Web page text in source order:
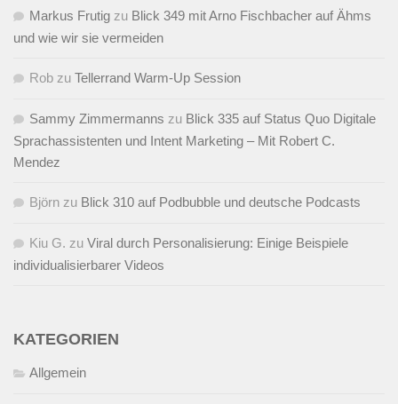
Markus Frutig zu Blick 349 mit Arno Fischbacher auf Ähms
und wie wir sie vermeiden
Rob zu Tellerrand Warm-Up Session
Sammy Zimmermanns zu Blick 335 auf Status Quo Digitale
Sprachassistenten und Intent Marketing – Mit Robert C.
Mendez
Björn zu Blick 310 auf Podbubble und deutsche Podcasts
Kiu G. zu Viral durch Personalisierung: Einige Beispiele
individualisierbarer Videos
KATEGORIEN
Allgemein